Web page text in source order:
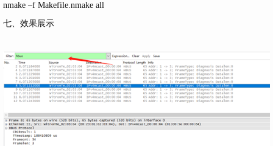
nmake –f Makefile.nmake all
七、效果展示